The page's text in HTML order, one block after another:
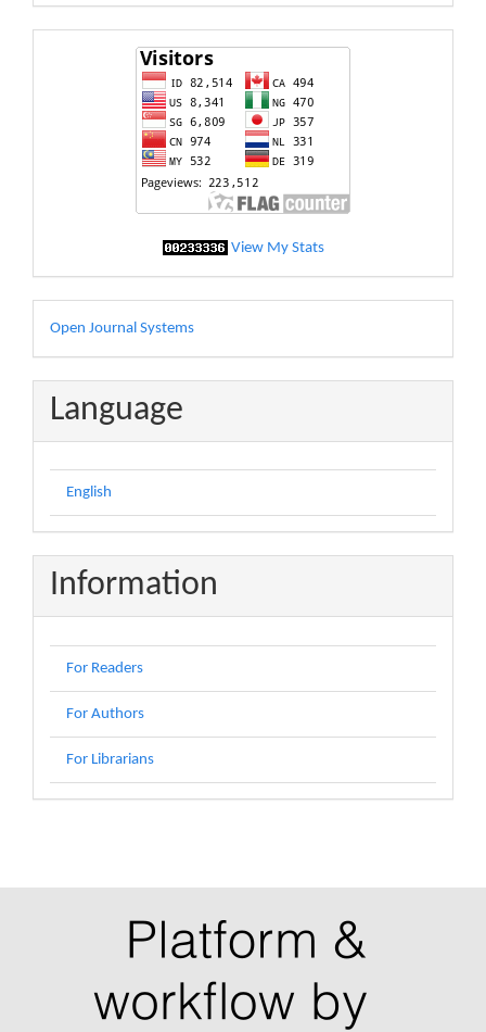
statistic
View My Stats
Developed
By
Open Journal Systems
Language
English
Information
For Readers
For Authors
For Librarians